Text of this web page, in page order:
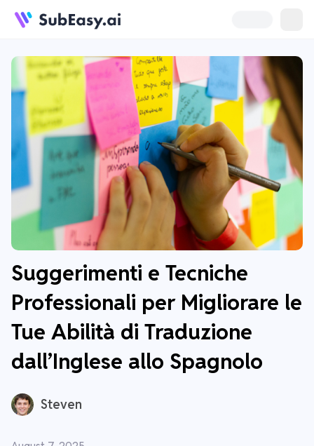
Suggerimenti e Tecniche
Professionali per Migliorare le
Tue Abilità di Traduzione
dall’Inglese allo Spagnolo
Steven